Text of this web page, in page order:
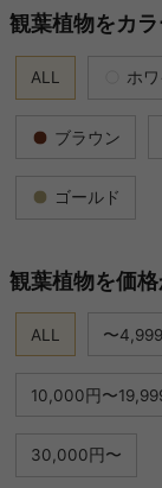
観葉植物をカ
ALL ホワ
ブラウン
ゴールド
観葉植物を価
ALL 〜
10,000円〜
30,000円〜